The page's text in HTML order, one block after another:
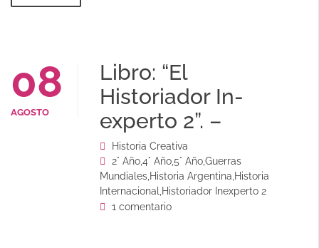
08
AGOSTO
Libro: “El
Historiador In-
experto 2”. –
Historia Creativa
2° Año4° Año5° AñoGuerras
Mundiales Historia Argentina Historia
Internacional Historiador Inexperto 2
1 comentario